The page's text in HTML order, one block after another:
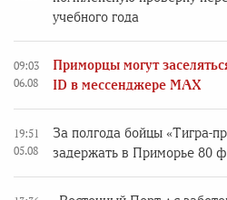
учебного года
09:03
06.08
Приморцы могут
ID в мессенджере MAX
19:51
05.08
За полгода бойцы «Тигра-
задержать в Приморье 80